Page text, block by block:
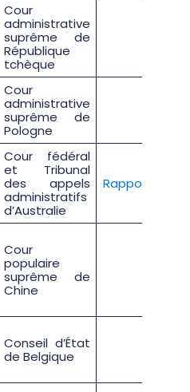
Cour
administrative
suprême de
République
tchèque
Cour
administrative
suprême de
Pologne
Cour fédéral
et Tribunal
des appels
administratifs
d’Australie
Rapport
Cour
populaire
suprême de
Chine
Conseil d’État
de Belgique